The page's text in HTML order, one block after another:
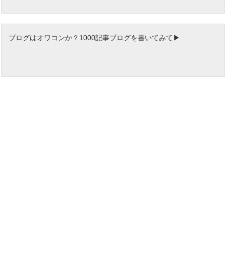
ブログはオワコンか？1000記事ブログを書いてみて